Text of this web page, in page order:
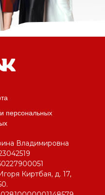
персональных
Владимировна
Киртбая, д. 17,